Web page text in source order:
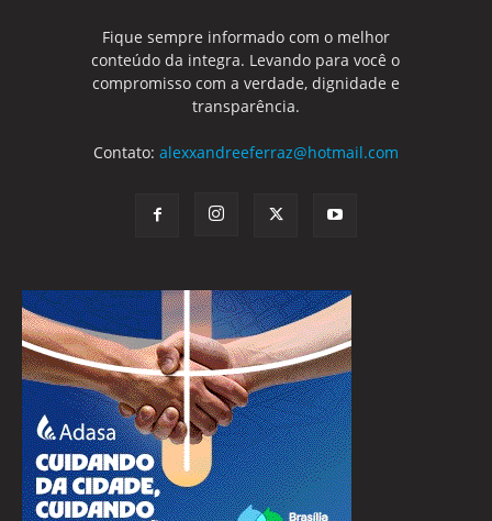
Fique sempre informado com o melhor
conteúdo da integra. Levando para você o
compromisso com a verdade, dignidade e
transparência.
Contato: alexxandreeferraz@hotmail.com